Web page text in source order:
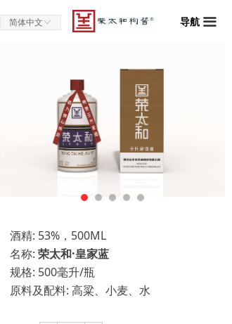
끀
导航
ꀅ
简体中文
酒精: 53%，500ML
名称: 荣太和·皇家蓝
规格: 500毫升/瓶
原料及配料: 高粱、小麦、水